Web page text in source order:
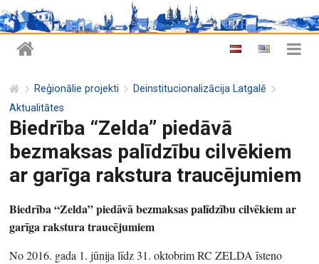
Reģionālie projekti
Deinstitucionalizācija Latgalē
Aktualitātes
Biedrība “Zelda” piedāvā
bezmaksas palīdzību cilvēkiem
ar garīga rakstura traucējumiem
Biedrība “Zelda” piedāvā bezmaksas palīdzību cilvēkiem ar
garīga rakstura traucējumiem
No 2016. gada 1. jūnija līdz 31. oktobrim RC ZELDA īsteno